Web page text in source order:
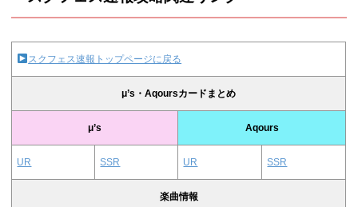
スクフェス速報トップページに戻る
μ’s・Aqoursカードまとめ
μ’s Aqours
UR SSR UR SSR
楽曲情報